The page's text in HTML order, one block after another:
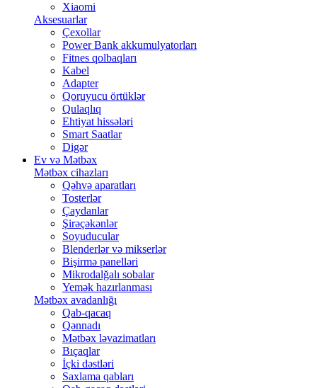
Xiaomi
Aksesuarlar
Çexollar
Power Bank akkumulyatorları
Fitnes qolbaqları
Kabel
Adapter
Qoruyucu örtüklər
Qulaqlıq
Ehtiyat hissələri
Smart Saatlar
Digər
Ev və Mətbəx
Mətbəx cihazları
Qəhvə aparatları
Tosterlər
Çaydanlar
Şirəçəkənlər
Soyuducular
Blenderlər və mikserlər
Bişirmə panelləri
Mikrodalğalı sobalar
Yemək hazırlanması
Mətbəx avadanlığı
Qab-qacaq
Qənnadı
Mətbəx ləvazimatları
Bıçaqlar
İçki dəstləri
Saxlama qabları